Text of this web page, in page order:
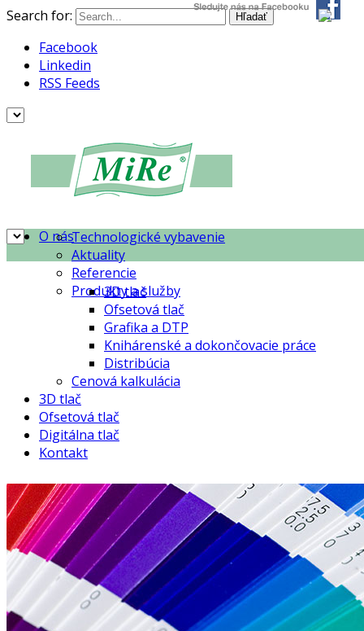
Search for:
Facebook
Linkedin
RSS Feeds
O násTechnologické vybavenie
Aktuality
Referencie
Produkty a služby
3D tlač
Ofsetová tlač
Grafika a DTP
Knihárenské a dokončovacie práce
Distribúcia
Cenová kalkulácia
3D tlač
Ofsetová tlač
Digitálna tlač
Kontakt